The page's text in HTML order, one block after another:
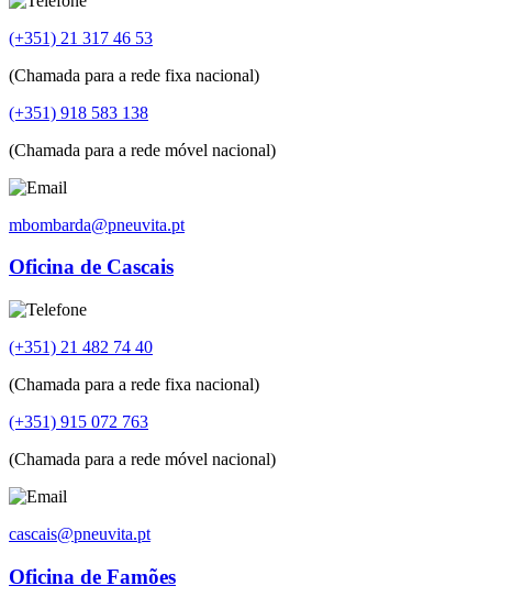
(+351) 21 317 46 53
(Chamada para a rede fixa nacional)
(+351) 918 583 138
(Chamada para a rede móvel nacional)
mbombarda@pneuvita.pt
Oficina de Cascais
(+351) 21 482 74 40
(Chamada para a rede fixa nacional)
(+351) 915 072 763
(Chamada para a rede móvel nacional)
cascais@pneuvita.pt
Oficina de Famões